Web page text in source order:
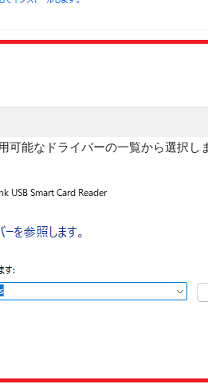
能なドライバーの一覧から選択し